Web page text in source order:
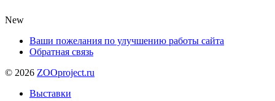
New
Ваши пожелания по улучшению работы сайта
Обратная связь
© 2026 ZOOproject.ru
Выставки